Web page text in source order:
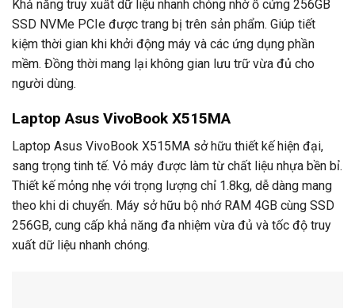
Khả năng truy xuất dữ liệu nhanh chóng nhờ ổ cứng 256GB
SSD NVMe PCIe được trang bị trên sản phẩm. Giúp tiết
kiệm thời gian khi khởi động máy và các ứng dụng phần
mềm. Đồng thời mang lại không gian lưu trữ vừa đủ cho
người dùng.
Laptop Asus VivoBook X515MA
Laptop Asus VivoBook X515MA sở hữu thiết kế hiện đại,
sang trọng tinh tế. Vỏ máy được làm từ chất liệu nhựa bền bỉ.
Thiết kế mỏng nhẹ với trọng lượng chỉ 1.8kg, dễ dàng mang
theo khi di chuyển. Máy sở hữu bộ nhớ RAM 4GB cùng SSD
256GB, cung cấp khả năng đa nhiệm vừa đủ và tốc độ truy
xuất dữ liệu nhanh chóng.